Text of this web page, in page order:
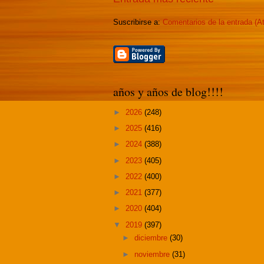
Suscribirse a: Comentarios de la entrada
años y años de blog!!!!
► 2026 (248)
► 2025 (416)
► 2024 (388)
► 2023 (405)
► 2022 (400)
► 2021 (377)
► 2020 (404)
▼ 2019 (397)
►diciembre(30)
► noviembre(31)